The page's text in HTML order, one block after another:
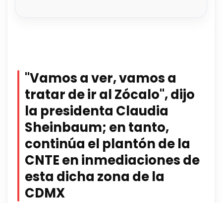
"Vamos a ver, vamos a
tratar de ir al Zócalo", dijo
la presidenta Claudia
Sheinbaum; en tanto,
continúa el plantón de la
CNTE en inmediaciones de
esta dicha zona de la
CDMX